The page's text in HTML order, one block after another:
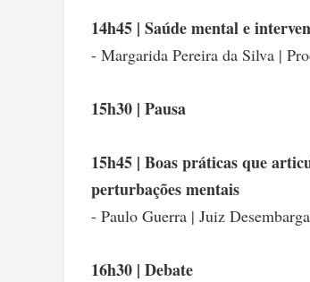
14h45 | Saúde mental e
- Margarida Pereira da Silva |
15h30 | Pausa
15h45 | Boas práticas que
perturbações mentais
- Paulo Guerra | Juiz
16h30 | Debate